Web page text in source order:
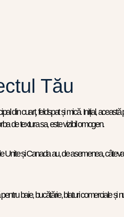
Tău
din cuarț, feldspat și mică. Inițial,
de textura sa, este vizibil omogen.
Unite și Canada au, de asemenea,
baie, bucătărie, blaturi comerciale și